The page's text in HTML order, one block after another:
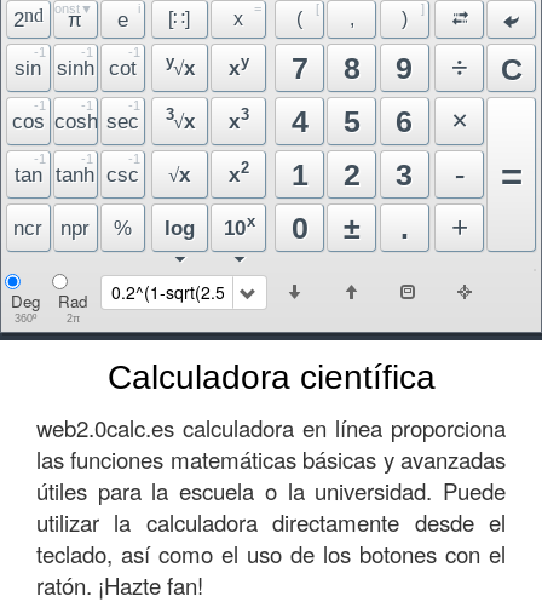
2nd π
const▼ e i [∷] x = ( [ , ) ]
sin
-1
sinh
-1
cot
-1 y√x xy 7 8 9 ÷ C
cos
-1
cosh
-1
sec
-1 3√x x3 4 5 6 ×
=
tan
-1
tanh
-1
csc
-1
√x x2 1 2 3 -
ncr npr % log 10x 0 ± . +
Deg
360º
Rad
2π
0.2^(1-sqrt(2.5))..
Calculadora científica
web2.0calc.es calculadora en línea proporciona
las funciones matemáticas básicas y avanzadas
útiles para la escuela o la universidad. Puede
utilizar la calculadora directamente desde el
teclado, así como el uso de los botones con el
ratón. ¡Hazte fan!